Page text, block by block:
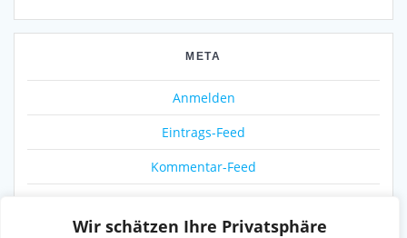
Wir schätzen Ihre Privatsphäre
META
Anmelden
Eintrags-Feed
Kommentar-Feed